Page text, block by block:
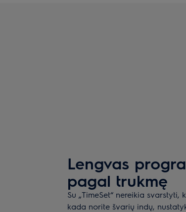
Lengvas
pagal trukmę
Su „TimeSet“ nereikia
kada norite švarių indų,